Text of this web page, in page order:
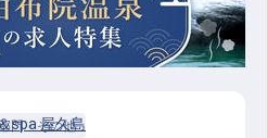
門・その他
spa 屋久島